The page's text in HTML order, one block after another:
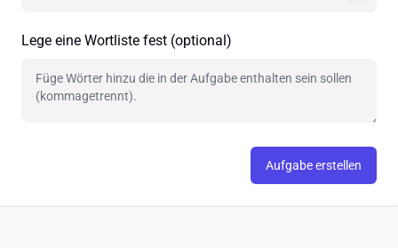
Lege eine Wortliste fest (optional)
Aufgabe erstellen